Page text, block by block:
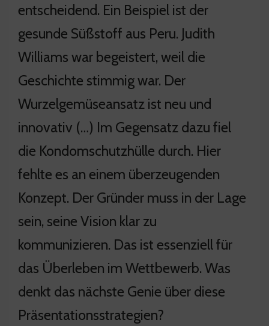
entscheidend. Ein Beispiel ist der
gesunde Süßstoff aus Peru. Judith
Williams war begeistert, weil die
Geschichte stimmig war. Der
Wurzelgemüseansatz ist neu und
innovativ (…) Im Gegensatz dazu fiel
die Kondomschutzhülle durch. Hier
fehlte es an einem überzeugenden
Konzept. Der Gründer muss in der Lage
sein, seine Vision klar zu
kommunizieren. Das ist essenziell für
das Überleben im Wettbewerb. Was
denkt das nächste Genie über diese
Präsentationsstrategien?